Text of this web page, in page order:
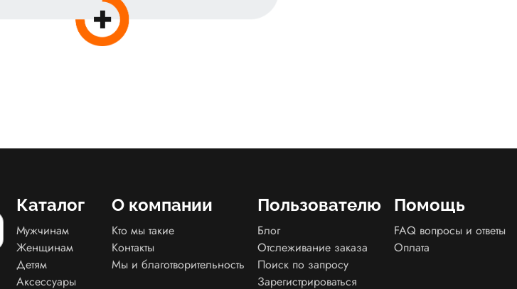
Каталог
Мужчинам
Женщинам
Детям
Аксессуары
О компании
Кто мы такие
Контакты
Мы и благотворительность
Пользователю
Блог
Отслеживание заказа
Поиск по запросу
Зарегистрироваться
Помощь
FAQ вопросы и ответы
Оплата